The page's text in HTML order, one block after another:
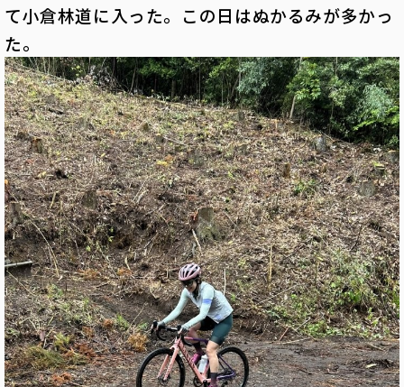
て小倉林道に入った。この日はぬかるみが多かっ
た。